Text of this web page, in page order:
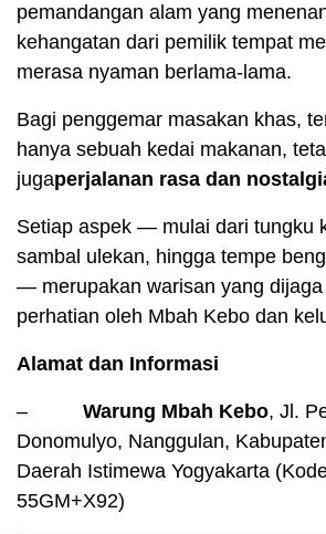
pemandangan alam yang
kehangatan dari pemilik tempat
merasa nyaman berlama-lama.
Bagi penggemar masakan khas,
hanya sebuah kedai makanan,
jugaperjalanan rasa dan
Setiap aspek — mulai dari tungku
sambal ulekan, hingga tempe
— merupakan warisan yang dijaga
perhatian oleh Mbah Kebo dan
Alamat dan Informasi
– Warung Mbah Kebo, Jl.
Donomulyo, Nanggulan,
Daerah Istimewa Yogyakarta
55GM+X92)